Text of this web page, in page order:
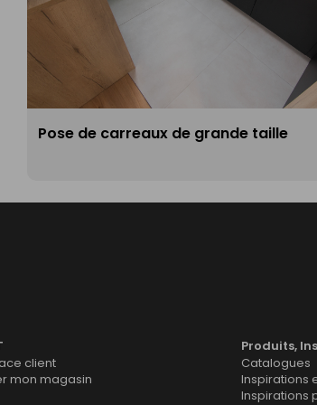
Pose de carreaux de grande taille
client
mon magasin
Produits,
Catalogues
Inspirations
Inspirations